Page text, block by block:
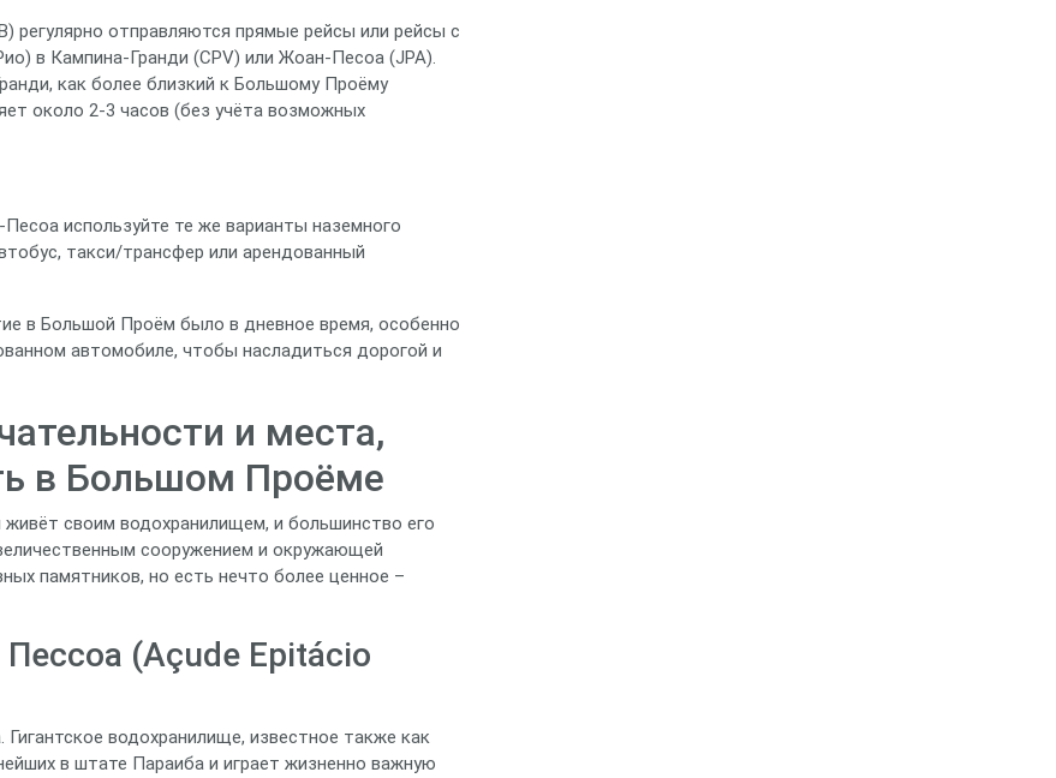
регулярно отправляются прямые рейсы или рейсы с
в Кампина-Гранди (CPV) или Жоан-Песоа (JPA).
как более близкий к Большому Проёму
около 2-3 часов (без учёта возможных
используйте те же варианты наземного
такси/трансфер или арендованный
в Большой Проём было в дневное время, особенно
автомобиле, чтобы насладиться дорогой и
и места,
в Большом Проёме
своим водохранилищем, и большинство его
сооружением и окружающей
памятников, но есть нечто более ценное –
(Açude Epitácio
водохранилище, известное также как
в штате Параиба и играет жизненно важную